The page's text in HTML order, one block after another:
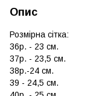
Опис
Розмірна сітка:
36р. - 23 см.
37р. - 23,5 см.
38р.-24 см.
39 - 24,5 см.